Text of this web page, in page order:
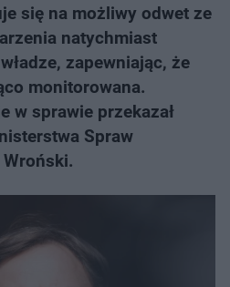
się na możliwy odwet ze
natychmiast
zapewniając, że
monitorowana.
w sprawie przekazał
Spraw
Wroński.